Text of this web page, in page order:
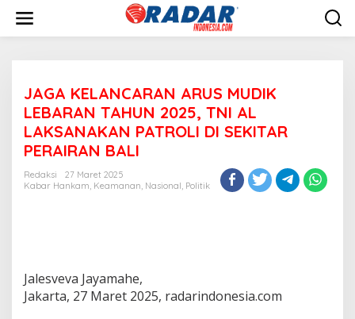
w
JAGA KELANCARAN ARUS MUDIK
LEBARAN TAHUN 2025, TNI AL
LAKSANAKAN PATROLI DI SEKITAR
PERAIRAN BALI
Redaksi
27 Maret 2025
Kabar Hankam, Keamanan, Nasional, Politik
Jalesveva Jayamahe,
Jakarta, 27 Maret 2025, radarindonesia.com